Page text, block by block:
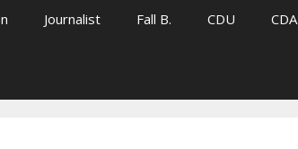
Journalist Fall B. CDU CDA